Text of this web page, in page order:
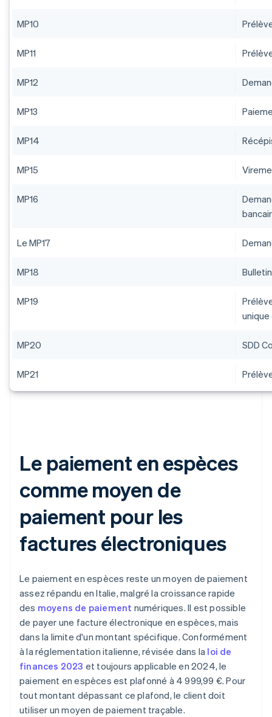
MP10
MP11
MP12
MP13
MP14
MP15
MP16
Le MP17
MP18
MP19
unique
MP20 SDD
MP21
Le paiement en espèces
comme moyen de
paiement pour les
factures électroniques
Le paiement en espèces reste un moyen de paiement
assez répandu en Italie, malgré la croissance rapide
des moyens de paiement numériques. Il est possible
de payer une facture électronique en espèces, mais
dans la limite d'un montant spécifique. Conformément
à la réglementation italienne, révisée dans la loi de
finances 2023 et toujours applicable en 2024, le
paiement en espèces est plafonné à 4 999,99 €. Pour
tout montant dépassant ce plafond, le client doit
utiliser un moyen de paiement traçable.